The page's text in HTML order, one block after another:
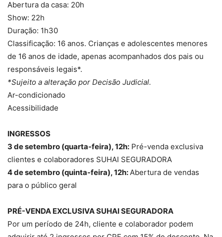
Abertura da casa: 20h
Show: 22h
Duração: 1h30
Classificação: 16 anos. Crianças e adolescentes menores
de 16 anos de idade, apenas acompanhados dos pais ou
responsáveis legais*.
*Sujeito a alteração por Decisão Judicial.
Ar-condicionado
Acessibilidade
INGRESSOS
3 de setembro (quarta-feira), 12h: Pré-venda exclusiva
clientes e colaboradores SUHAI SEGURADORA
4 de setembro (quinta-feira), 12h:Abertura de vendas
para o público geral
PRÉ-VENDA EXCLUSIVA SUHAI SEGURADORA
Por um período de 24h, cliente e colaborador podem